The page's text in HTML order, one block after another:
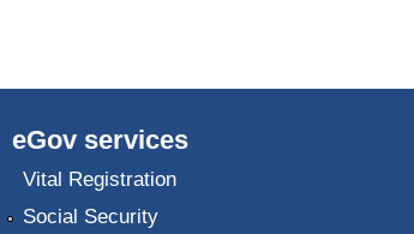
eGov services
Vital Registration
Social Security